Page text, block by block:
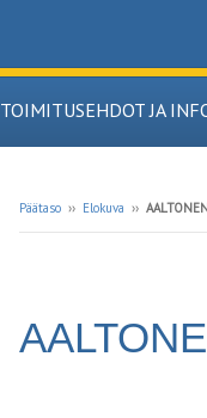
TOIMITUSEHDOT JA
Päätaso ›› Elokuva ››